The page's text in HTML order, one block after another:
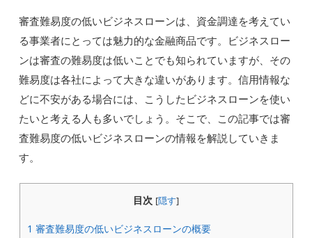
審査難易度の低いビジネスローンは、資金調達を考えてい
る事業者にとっては魅力的な金融商品です。ビジネスロー
ンは審査の難易度は低いことでも知られていますが、その
難易度は各社によって大きな違いがあります。信用情報な
どに不安がある場合には、こうしたビジネスローンを使い
たいと考える人も多いでしょう。そこで、この記事では審
査難易度の低いビジネスローンの情報を解説していきま
す。
目次 [隠す]
1 審査難易度の低いビジネスローンの概要